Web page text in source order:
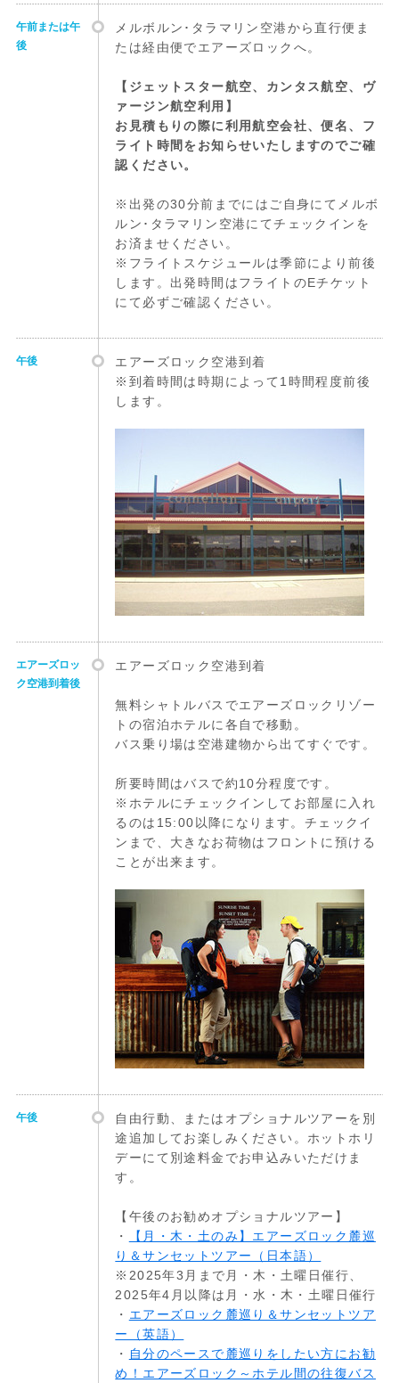
午前または午
後
メルボルン･タラマリン空港から直行便ま
たは経由便でエアーズロックへ。
【ジェットスター航空、カンタス航空、ヴ
ァージン航空利用】
お見積もりの際に利用航空会社、便名、フ
ライト時間をお知らせいたしますのでご確
認ください。
※出発の30分前までにはご自身にてメルボ
ルン･タラマリン空港にてチェックインを
お済ませください。
※フライトスケジュールは季節により前後
します。出発時間はフライトのEチケット
にて必ずご確認ください。
午後
エアーズロック空港到着
※到着時間は時期によって1時間程度前後
します。
エアーズロッ
ク空港到着後
エアーズロック空港到着
無料シャトルバスでエアーズロックリゾー
トの宿泊ホテルに各自で移動。
バス乗り場は空港建物から出てすぐです。
所要時間はバスで約10分程度です。
※ホテルにチェックインしてお部屋に入れ
るのは15:00以降になります。チェックイ
ンまで、大きなお荷物はフロントに預ける
ことが出来ます。
午後
自由行動、またはオプショナルツアーを別
途追加してお楽しみください。ホットホリ
デーにて別途料金でお申込みいただけま
す。
【午後のお勧めオプショナルツアー】
・
【月・木・土のみ】エアーズロック麓巡
り＆サンセットツアー（日本語）
※2025年3月まで月・木・土曜日催行、
2025年4月以降は月・水・木・土曜日催行
・ エアーズロック麓巡り＆サンセットツア
ー（英語）
・ 自分のペースで麓巡りをしたい方にお勧
め！エアーズロック～ホテル間の往復バス